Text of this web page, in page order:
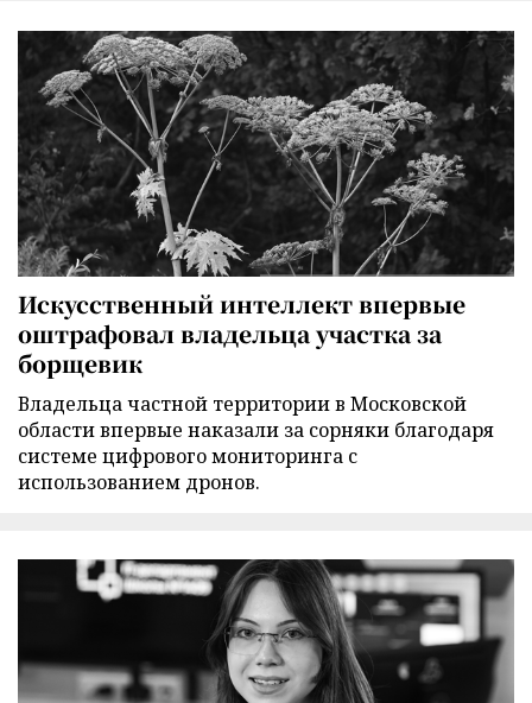
Искусственный интеллект впервые
оштрафовал владельца участка за
борщевик
Владельца частной территории в Московской
области впервые наказали за сорняки благодаря
системе цифрового мониторинга с
использованием дронов.